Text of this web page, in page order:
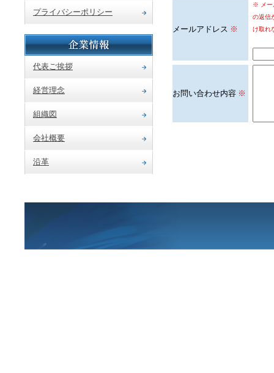
プライバシーポリシー
代表ご挨拶
経営理念
組織図
会社概要
沿革
メールアドレス ※
※ メー
の返信
け取れ
お問い合わせ内容 ※